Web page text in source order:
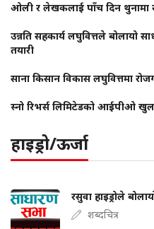
ओली र लेखकलाई पाँच दिन थुनामा
उन्नति सहकार्य लघुवित्तले बोलायो
तयारी
साना किसान विकास लघुवित्तमा
स्नो रिभर्स लिमिटेडको आईपीओ
हाइड्रो/ऊर्जा
रसुवा हाइड्रोले
शब्दचित्र